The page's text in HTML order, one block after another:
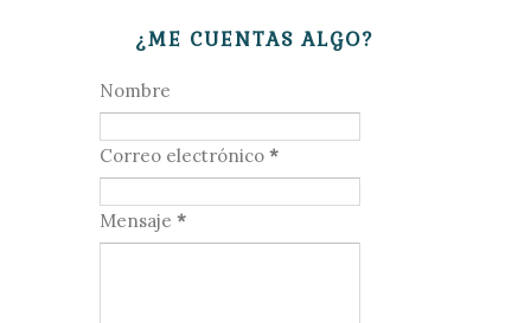
¿ME CUENTAS ALGO?
Nombre
Correo electrónico *
Mensaje *